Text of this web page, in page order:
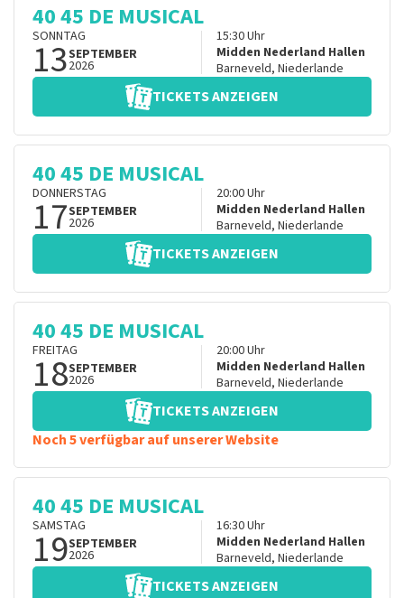
40 45 DE MUSICAL
SONNTAG
13SEPTEMBER
2026
15:30Uhr
Midden Nederland Hallen
Barneveld, Niederlande
TICKETS ANZEIGEN
40 45 DE MUSICAL
DONNERSTAG
17SEPTEMBER
2026
20:00Uhr
Midden Nederland Hallen
Barneveld, Niederlande
TICKETS ANZEIGEN
40 45 DE MUSICAL
FREITAG
18SEPTEMBER
2026
20:00Uhr
Midden Nederland Hallen
Barneveld, Niederlande
TICKETS ANZEIGEN
Noch 5 verfügbar auf unserer Website
40 45 DE MUSICAL
SAMSTAG
19SEPTEMBER
2026
16:30Uhr
Midden Nederland Hallen
Barneveld, Niederlande
TICKETS ANZEIGEN